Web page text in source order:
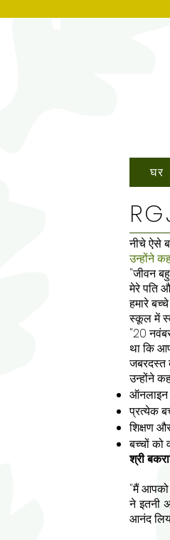
घर
नीचे ऐसे
उन्होंने
"जीवन
मेरे पति
हमारे
स्कूल में
"20
था कि
जबरदस्त
उन्होंने
ऑनलाइन
प्रत्येक
शिक्षण
बच्चों को
श्री
"मैं आपको
ने इतनी
आनंद